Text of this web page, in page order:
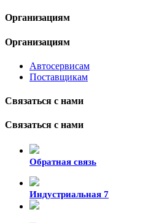
Организациям
Организациям
Автосервисам
Поставщикам
Связаться с нами
Связаться с нами
Обратная связь
Индустриальная 7